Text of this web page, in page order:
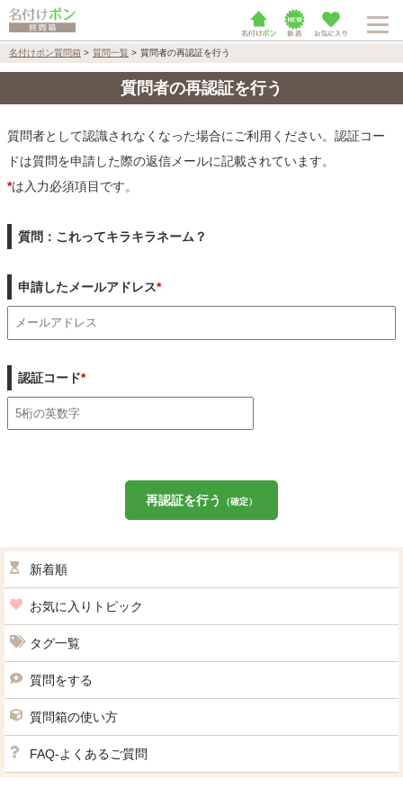
名付けポン質問箱 > 質問一覧 > 質問者の再認証を行う
質問者の再認証を行う
質問者として認識されなくなった場合にご利用ください。認証コー
ドは質問を申請した際の返信メールに記載されています。
*は入力必須項目です。
質問：これってキラキラネーム？
申請したメールアドレス*
認証コード*
再認証を行う （確定）
新着順
お気に入りトピック
タグ一覧
質問をする
質問箱の使い方
FAQ-よくあるご質問